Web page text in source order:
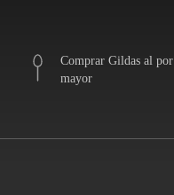
Comprar Gildas al por
mayor